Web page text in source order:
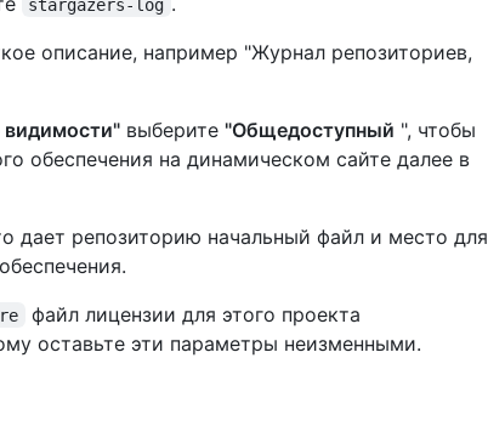
stargazers-log
описание, например "Журнал репозиториев,
выберите "Общедоступный ", чтобы
обеспечения на динамическом сайте далее в
дает репозиторию начальный файл и место для
файл лицензии для этого проекта
оставьте эти параметры неизменными.